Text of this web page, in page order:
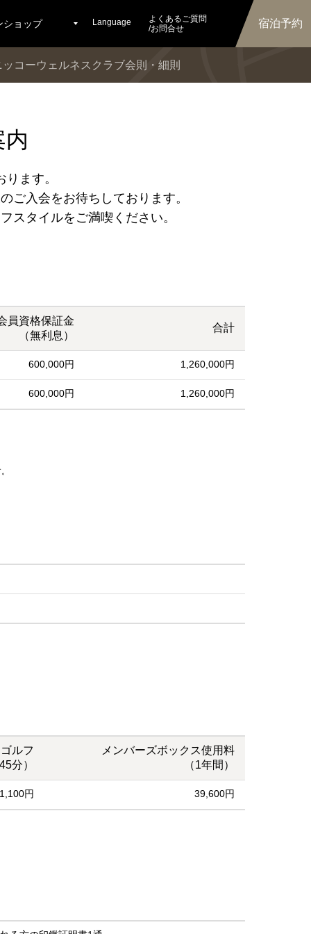
ショップ Language
よくあるご質問
/お問合せ
宿泊予約
ッコーウェルネスクラブ会則・細則
ます。
ご入会をお待ちしております。
スタイルをご満喫ください。
員資格保証金
（無利息）
合計
600,000円 1,260,000円
600,000円 1,260,000円
ルフ
分）
メンバーズボックス使用料
（1年間）
1,100円 39,600円